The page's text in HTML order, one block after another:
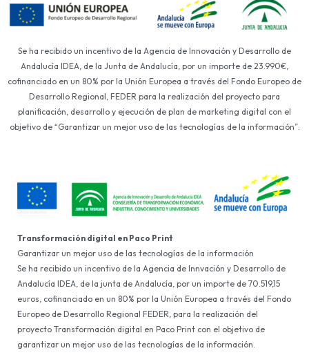
Se ha recibido un incentivo de la Agencia de Innovación y Desarrollo de
Andalucía IDEA, de la Junta de Andalucía, por un importe de 23.990€,
cofinanciado en un 80% por la Unión Europea a través del Fondo Europeo de
Desarrollo Regional, FEDER para la realización del proyecto para
planificación, desarrollo y ejecución de plan de marketing digital con el
objetivo de “Garantizar un mejor uso de las tecnologías de la información”.
Transformación digital en Paco Print
Garantizar un mejor uso de las tecnologías de la información
Se ha recibido un incentivo de la Agencia de Innvación y Desarrollo de
Andalucía IDEA, de la junta de Andalucía, por un importe de 70.519,15
euros, cofinanciado en un 80% por la Unión Europea a través del Fondo
Europeo de Desarrollo Regional FEDER, para la realización del
proyecto Transformación digital en Paco Print con el objetivo de
garantizar un mejor uso de las tecnologías de la información.